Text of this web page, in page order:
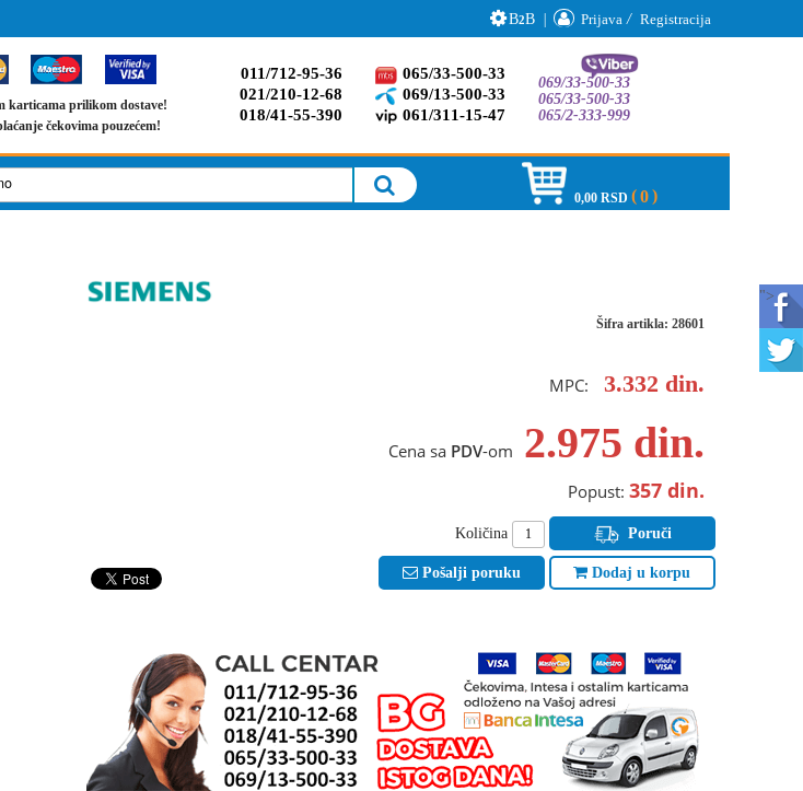
">
B2B | Prijava / Registracija
karticama prilikom dostave!
čekovima pouzećem!
011/712-95-36
021/210-12-68
018/41-55-390
065/33-500-33
069/13-500-33
061/311-15-47
069/33-500-33
065/33-500-33
065/2-333-999
0,00 RSD 0
Šifra artikla: 28601
MPC: 3.332 din.
Cena sa PDV-om 2.975 din.
Popust: 357 din.
Količina Poruči
Pošalji poruku Dodaj u korpu